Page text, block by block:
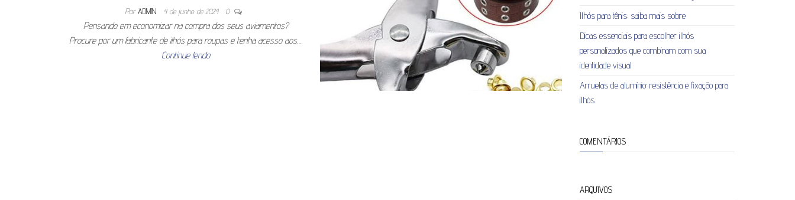
Por ADMIN 4 de junho de 2024 0
Pensando em economizar na compra dos seus aviamentos?
Procure por um fabricante de ilhós para roupas e tenha acesso aos…
Continue lendo
Ilhós para tênis: saiba mais sobre
Dicas essenciais para escolher ilhós
personalizados que combinam com sua
identidade visual
Arruelas de alumínio: resistência e fixação para
ilhós
COMENTÁRIOS
ARQUIVOS